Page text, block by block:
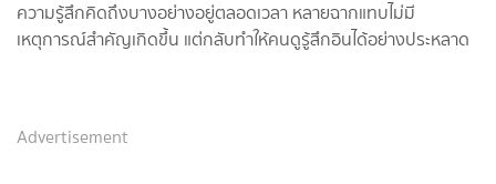
ความรู้สึกคิดถึงบางอย่างอยู่ตลอดเวลา หลายฉากแทบไม่มี
เหตุการณ์สำคัญเกิดขึ้น แต่กลับทำให้คนดูรู้สึกอินได้อย่างประหลาด
Advertisement